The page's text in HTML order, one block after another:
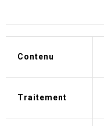
Contenu
Traitement